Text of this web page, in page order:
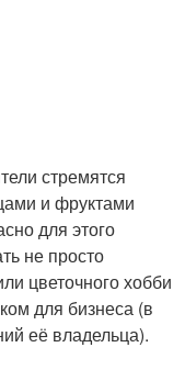
стремятся
и фруктами
для этого
не просто
цветочного хобби
для бизнеса (в
её владельца).